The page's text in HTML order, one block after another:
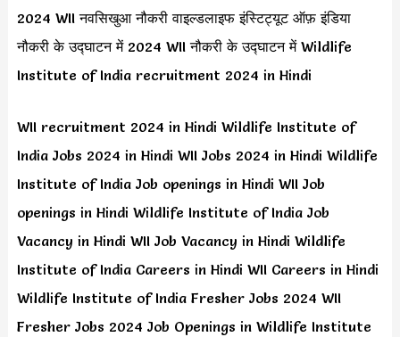
2024 WII नवसिखुआ नौकरी वाइल्डलाइफ इंस्टिट्यूट ऑफ़ इंडिया
नौकरी के उद्घाटन में 2024 WII नौकरी के उद्घाटन में Wildlife
Institute of India recruitment 2024 in Hindi
WII recruitment 2024 in Hindi Wildlife Institute of
India Jobs 2024 in Hindi WII Jobs 2024 in Hindi Wildlife
Institute of India Job openings in Hindi WII Job
openings in Hindi Wildlife Institute of India Job
Vacancy in Hindi WII Job Vacancy in Hindi Wildlife
Institute of India Careers in Hindi WII Careers in Hindi
Wildlife Institute of India Fresher Jobs 2024 WII
Fresher Jobs 2024 Job Openings in Wildlife Institute